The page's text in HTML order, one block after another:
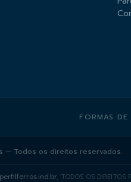
FORMAS DE
Todos os direitos reservados.
perfilferros.ind.br, TODOS OS